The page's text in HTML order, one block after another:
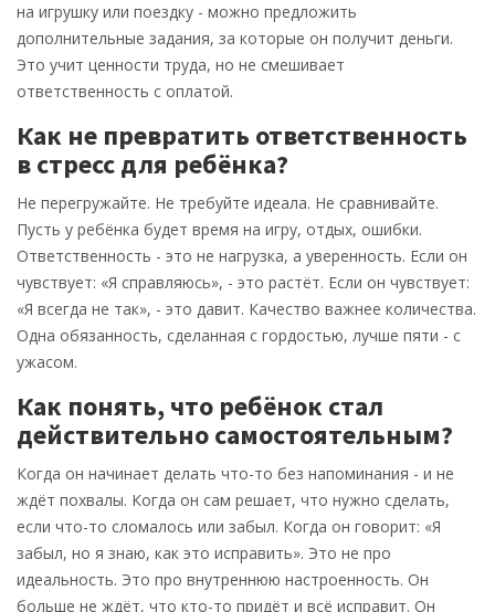
на игрушку или поездку - можно предложить
дополнительные задания, за которые он получит деньги.
Это учит ценности труда, но не смешивает
ответственность с оплатой.
Как не превратить ответственность
в стресс для ребёнка?
Не перегружайте. Не требуйте идеала. Не сравнивайте.
Пусть у ребёнка будет время на игру, отдых, ошибки.
Ответственность - это не нагрузка, а уверенность. Если он
чувствует: «Я справляюсь», - это растёт. Если он чувствует:
«Я всегда не так», - это давит. Качество важнее количества.
Одна обязанность, сделанная с гордостью, лучше пяти - с
ужасом.
Как понять, что ребёнок стал
действительно самостоятельным?
Когда он начинает делать что-то без напоминания - и не
ждёт похвалы. Когда он сам решает, что нужно сделать,
если что-то сломалось или забыл. Когда он говорит: «Я
забыл, но я знаю, как это исправить». Это не про
идеальность. Это про внутреннюю настроенность. Он
больше не ждёт, что кто-то придёт и всё исправит. Он